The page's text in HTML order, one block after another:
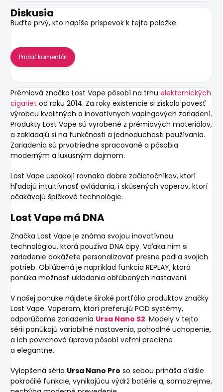
Diskusia
Buďte prvý, kto napíše príspevok k tejto položke.
Pridať komentár
Prémiová značka Lost Vape pôsobí na trhu elektornických
cigariet od roku 2014. Za roky existencie si získala povesť
výrobcu kvalitných a inovatívnych vapingových zariadení.
Produkty Lost Vape sú vyrobené z prémiových materiálov,
a zakladajú si na funkčnosti a jednoduchosti používania.
Zariadenia sú prvotriedne spracované a pôsobia
moderným a luxusným dojmom.
Lost Vape uspokojí rovnako dobre začiatočníkov, ktorí
hľadajú intuitívnosť ovládania, i skúsených vaperov, ktorí
očakávajú špičkové technológie.
Lost Vape má DNA
Značka Lost Vape je známa svojou inovatívnou
technológiou, ktorá používa DNA čipy. Vďaka nim si
zariadenie dokážete personalizovať presne podľa svojich
potrieb. Obľúbená je napríklad funkcia REPLAY, ktorá
ponúka možnosť ukladania obľúbených nastavení.
V našej ponuke nájdete široké portfólio produktov značky
Lost Vape. Vaperom, ktorí preferujú POD systémy,
odporúčame zariadenia Ursa Nano S2. Modely v tejto
sérii ponúkajú variabilné nastavenia, pohodlné uchopenie,
a ich povrchová úprava pôsobí veľmi precízne
a elegantne.
Vylepšená séria Ursa Nano Pro so sebou prináša ďalšie
pokročilé funkcie, vynikajúcu výdrž batérie a, samozrejme,